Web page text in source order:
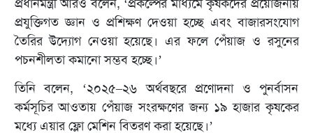
প্রধানমন্ত্রী আরও বলেন, ‘প্রকল্পের মাধ্যমে কৃষকদের প্রয়োজনীয়
প্রযুক্তিগত জ্ঞান ও প্রশিক্ষণ দেওয়া হচ্ছে এবং বাজারসংযোগ
তৈরির উদ্যোগ নেওয়া হয়েছে। এর ফলে পেঁয়াজ ও রসুনের
পচনশীলতা কমানো সম্ভব হচ্ছে।’
তিনি বলেন, ‘২০২৫–২৬ অর্থবছরে প্রণোদনা ও পুনর্বাসন
কর্মসূচির আওতায় পেঁয়াজ সংরক্ষণের জন্য ১৯ হাজার কৃষকের
মধ্যে এয়ার ফ্লো মেশিন বিতরণ করা হয়েছে।’